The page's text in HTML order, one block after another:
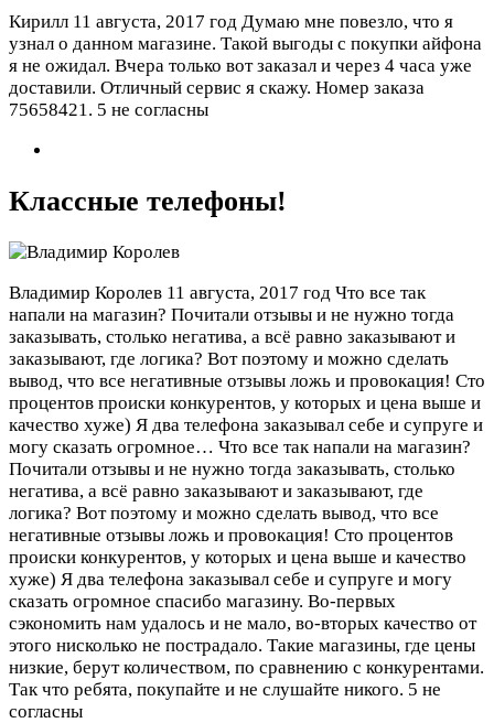
Кирилл 11 августа, 2017 год Думаю мне повезло, что я
узнал о данном магазине. Такой выгоды с покупки айфона
я не ожидал. Вчера только вот заказал и через 4 часа уже
доставили. Отличный сервис я скажу. Номер заказа
75658421. 5 не согласны
Классные телефоны!
Владимир Королев 11 августа, 2017 год Что все так
напали на магазин? Почитали отзывы и не нужно тогда
заказывать, столько негатива, а всё равно заказывают и
заказывают, где логика? Вот поэтому и можно сделать
вывод, что все негативные отзывы ложь и провокация! Сто
процентов происки конкурентов, у которых и цена выше и
качество хуже) Я два телефона заказывал себе и супруге и
могу сказать огромное… Что все так напали на магазин?
Почитали отзывы и не нужно тогда заказывать, столько
негатива, а всё равно заказывают и заказывают, где
логика? Вот поэтому и можно сделать вывод, что все
негативные отзывы ложь и провокация! Сто процентов
происки конкурентов, у которых и цена выше и качество
хуже) Я два телефона заказывал себе и супруге и могу
сказать огромное спасибо магазину. Во-первых
сэкономить нам удалось и не мало, во-вторых качество от
этого нисколько не пострадало. Такие магазины, где цены
низкие, берут количеством, по сравнению с конкурентами.
Так что ребята, покупайте и не слушайте никого. 5 не
согласны